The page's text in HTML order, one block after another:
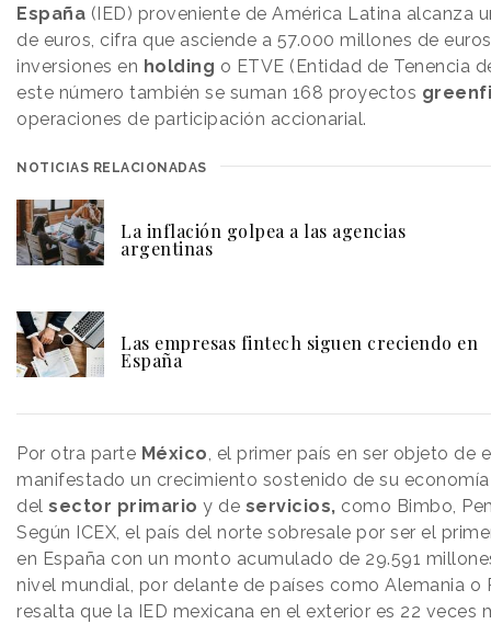
España (IED) proveniente de América Latina alcanza
de euros, cifra que asciende a 57.000 millones de
inversiones en holding o ETVE (Entidad de Tenencia
este número también se suman 168 proyectos
operaciones de participación accionarial.
NOTICIAS RELACIONADAS
La inflación golpea a las agencias
argentinas
Las empresas fintech siguen creciendo en
España
Por otra parte México, el primer país en ser objeto de
manifestado un crecimiento sostenido de su
del sector primario y de servicios, como Bimbo,
Según ICEX, el país del norte sobresale por ser el
en España con un monto acumulado de 29.591
nivel mundial, por delante de países como Alemania o
resalta que la IED mexicana en el exterior es 22 veces